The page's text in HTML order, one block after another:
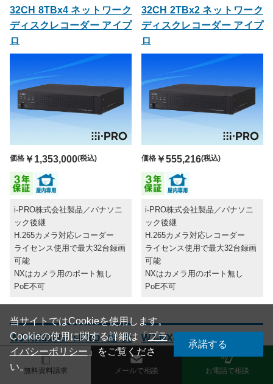
32CH 8TBx4 ネットワーク
ディスクレコーダー アイプ
ロ
価格 ￥1,353,000(税込)
i-PRO株式会社製品／パナソニ
ック後継
H.265カメラ対応レコーダー
ライセンス使用で最大32台録画
可能
NXはカメラ用のポート無し
PoE不可
32CH 2TBx2 ネットワーク
ディスクレコーダー アイプ
ロ
価格￥555,216(税込)
i-PRO株式会社製品／パナソニ
ック後継
H.265カメラ対応レコーダー
ライセンス使用で最大32台録画
可能
NXはカメラ用のポート無し
PoE不可
WJ-NX310/8 i-PRO 最大
32CH 2TBx4 ネットワーク
ディスクレコーダー アイプ
WJ-NX410K i-PRO 最大
64CH ネットワークディス
クレコーダー アイプロ
無料資料請求 メールで相談 お電話で相談
当サイトではCookieを使用します。
Cookieの使用に関する詳細は「プラ
イバシーポリシー 」をご覧くださ
い。
承諾する